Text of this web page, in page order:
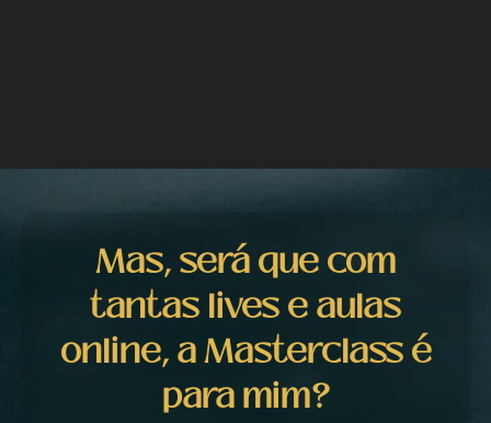
Mas, será que com
tantas lives e aulas
online, a Masterclass é
para mim?